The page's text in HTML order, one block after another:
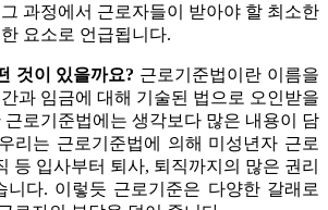
과정에서 근로자들이 받아야 할 최소한
요소로 언급됩니다.
것이 있을까요? 근로기준법이란 이름을
과 임금에 대해 기술된 법으로 오인받을
근로기준법에는 생각보다 많은 내용이 담
리는 근로기준법에 의해 미성년자 근로
등 입사부터 퇴사, 퇴직까지의 많은 권리
니다. 이렇듯 근로기준은 다양한 갈래로